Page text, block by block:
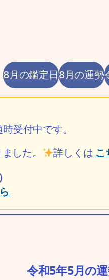
8月の鑑定日8月の運勢
受付中です。
した。 詳しくは こ
令和5年5月の